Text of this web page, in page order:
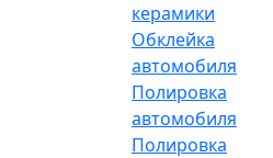
керамики
Обклейка
автомобиля
Полировка
автомобиля
Полировка